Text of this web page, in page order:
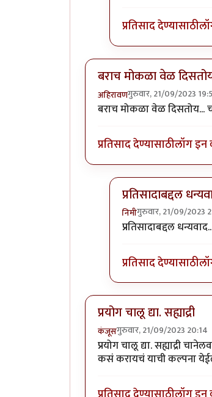
प्रतिसाद देण्यासाठी
बराच मोकळा वेळ
अहिरावणगुरुवार, 21/09/2023
बराच मोकळा वेळ दिसतोय...
प्रतिसाद देण्यासाठीलॉग इन
प्रतिसादाबद्दल
निमीगुरुवार, 21/09/2023
In reply toबराच
प्रतिसादाबद्दल
प्रतिसाद देण्यासाठी
प्रयोग चालू द्या. सह्याद्री
कंजूसगुरुवार, 21/09/2023 20:14
प्रयोग चालू द्या. सह्याद्री
कसं करायचं याची कल्पना